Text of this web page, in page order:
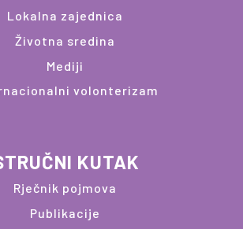
Lokalna zajednica
Životna sredina
Mediji
volonterizam
KUTAK
Rječnik pojmova
Publikacije